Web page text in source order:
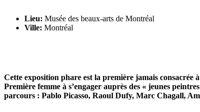
Lieu: Musée des beaux-arts de Montréal
Ville: Montréal
Cette exposition phare est la première jamais
Première femme à s’engager auprès des « jeunes
parcours : Pablo Picasso, Raoul Dufy, Marc Chagall,